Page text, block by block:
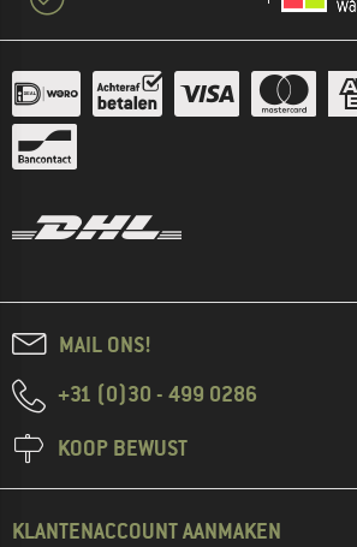
MAIL ONS!
+31 (0)30 - 499 0286
KOOP BEWUST
KLANTENACCOUNT AANMAKEN